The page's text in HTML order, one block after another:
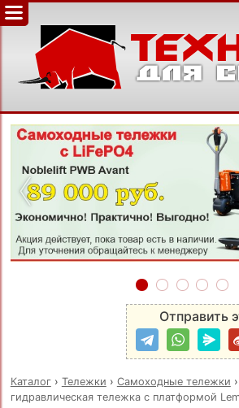
‹
Отправить
Каталог› Тележки › Самоходные тележки ›
гидравлическая тележка с платформой